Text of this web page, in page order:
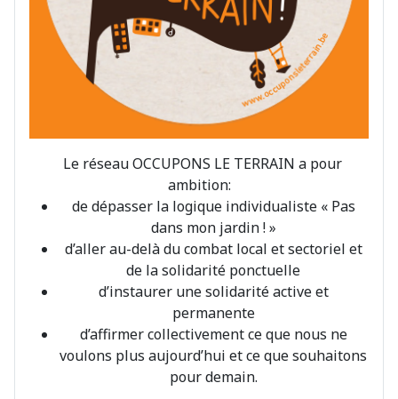
Le réseau OCCUPONS LE TERRAIN a pour
ambition:
de dépasser la logique individualiste « Pas
dans mon jardin ! »
d’aller au-delà du combat local et sectoriel et
de la solidarité ponctuelle
d’instaurer une solidarité active et
permanente
d’affirmer collectivement ce que nous ne
voulons plus aujourd’hui et ce que souhaitons
pour demain.